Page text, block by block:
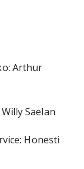
Arthur
Saelan
Honesti